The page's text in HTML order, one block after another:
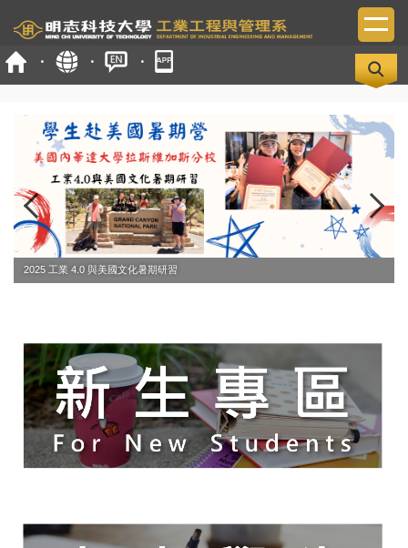
到
主
要
內
2025 工業 4.0 與美國文化暑期研習